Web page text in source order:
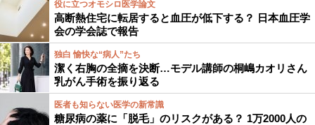
役に立つオモシロ医学論文
高断熱住宅に転居すると血圧が低下する？ 日本血圧学
会の学会誌で報告
独白 愉快な“病人”たち
潔く右胸の全摘を決断…モデル講師の桐嶋カオリさん
乳がん手術を振り返る
医者も知らない医学の新常識
糖尿病の薬に「脱毛」のリスクがある？ 1万2000人の